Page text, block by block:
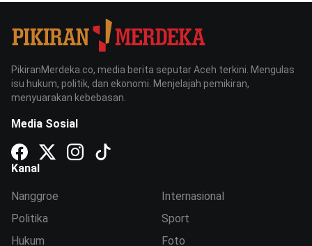
PikiranMerdeka.co, media berita seputar Aceh terkini. Mengulas
isu hukum, politik, dan ekonomi. Menjelajah pemikiran,
menyuarakan kebebasan.
Media Sosial
Kanal
Nanggroe
Politika
Hukum
Internasional
Sport
Foto